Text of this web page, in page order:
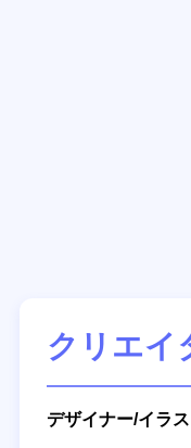
クリエイ
デザイナー/イラ